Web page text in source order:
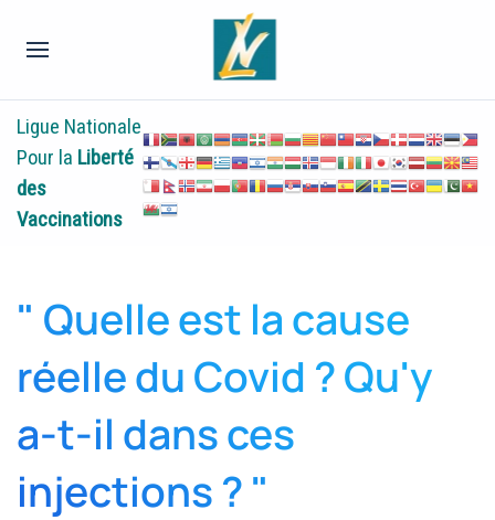
Ligue Nationale
Pour la Liberté
des
Vaccinations
" Quelle est la cause
réelle du Covid ? Qu'y
a-t-il dans ces
injections ? "